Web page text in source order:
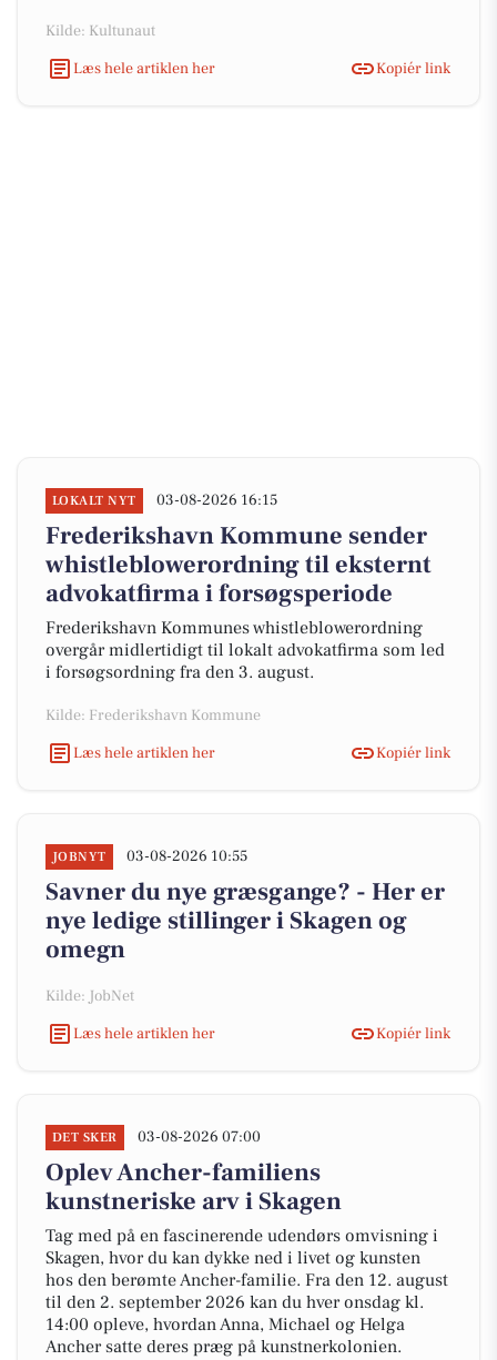
Kilde: Kultunaut
Læs hele artiklen her
Kopiér link
LOKALT NYT 03-08-2026 16:15
Frederikshavn Kommune sender
whistleblowerordning til eksternt
advokatfirma i forsøgsperiode
Frederikshavn Kommunes whistleblowerordning
overgår midlertidigt til lokalt advokatfirma som led
i forsøgsordning fra den 3. august.
Kilde: Frederikshavn Kommune
Læs hele artiklen her
Kopiér link
JOBNYT 03-08-2026 10:55
Savner du nye græsgange? - Her er
nye ledige stillinger i Skagen og
omegn
Kilde: JobNet
Læs hele artiklen her
Kopiér link
DET SKER 03-08-2026 07:00
Oplev Ancher-familiens
kunstneriske arv i Skagen
Tag med på en fascinerende udendørs omvisning i
Skagen, hvor du kan dykke ned i livet og kunsten
hos den berømte Ancher-familie. Fra den 12. august
til den 2. september 2026 kan du hver onsdag kl.
14:00 opleve, hvordan Anna, Michael og Helga
Ancher satte deres præg på kunstnerkolonien.